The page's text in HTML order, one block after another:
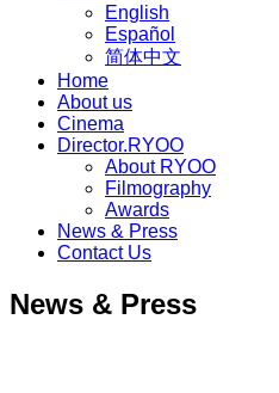
English
Español
简体中文
Home
About us
Cinema
Director.RYOO
About RYOO
Filmography
Awards
News & Press
Contact Us
News & Press